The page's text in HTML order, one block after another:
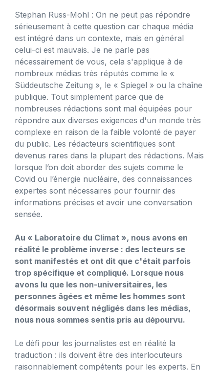
Stephan Russ-Mohl : On ne peut pas répondre
sérieusement à cette question car chaque média
est intégré dans un contexte, mais en général
celui-ci est mauvais. Je ne parle pas
nécessairement de vous, cela s'applique à de
nombreux médias très réputés comme le «
Süddeutsche Zeitung », le « Spiegel » ou la chaîne
publique. Tout simplement parce que de
nombreuses rédactions sont mal équipées pour
répondre aux diverses exigences d'un monde très
complexe en raison de la faible volonté de payer
du public. Les rédacteurs scientifiques sont
devenus rares dans la plupart des rédactions. Mais
lorsque l’on doit aborder des sujets comme le
Covid ou l’énergie nucléaire, des connaissances
expertes sont nécessaires pour fournir des
informations précises et avoir une conversation
sensée.
Au « Laboratoire du Climat », nous avons en
réalité le problème inverse : des lecteurs se
sont manifestés et ont dit que c'était parfois
trop spécifique et compliqué. Lorsque nous
avons lu que les non-universitaires, les
personnes âgées et même les hommes sont
désormais souvent négligés dans les médias,
nous nous sommes sentis pris au dépourvu.
Le défi pour les journalistes est en réalité la
traduction : ils doivent être des interlocuteurs
raisonnablement compétents pour les experts. En